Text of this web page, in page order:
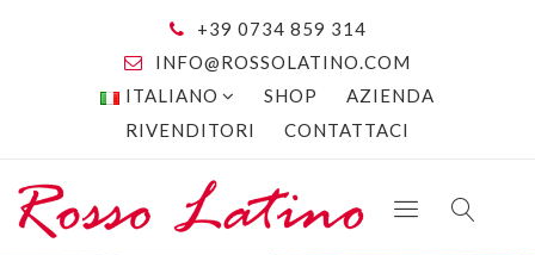
+39 0734 859 314
INFO@ROSSOLATINO.COM
ITALIANO
SHOP
AZIENDA
RIVENDITORI
CONTATTACI